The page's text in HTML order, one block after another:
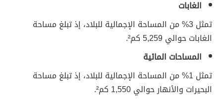
الغابات
تمثل 3% من المساحة الإجمالية للبلاد، إذ تبلغ مساحة
الغابات حوالي 5,259 كم².
المساحات المائية
تمثل 1% من المساحة الإجمالية للبلاد، إذ تبلغ مساحة
البحيرات والأنهار حوالي 1,550 كم².